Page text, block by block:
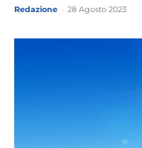
Redazione 28 Agosto 2023